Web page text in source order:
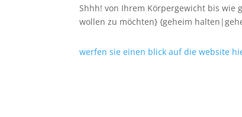
Shhh! von Ihrem Körpergewicht bis
wollen zu möchten} {geheim
werfen sie einen blick auf die website